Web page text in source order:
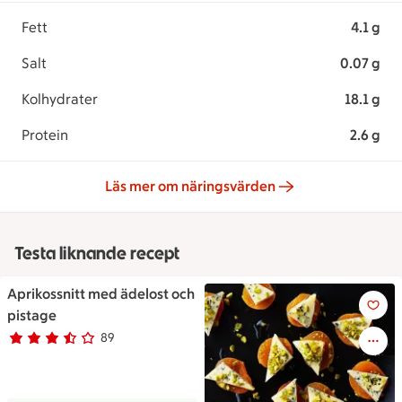
Fett 4.1 g
Salt 0.07 g
Kolhydrater 18.1 g
Protein 2.6 g
Läs mer om näringsvärden
Testa liknande recept
Aprikossnitt med ädelost och
pistage
Betyg 3.1 av 5. 89
89 personer har röstat
Aprikossnitt med ädelost och